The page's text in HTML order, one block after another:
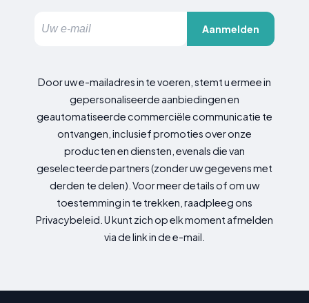
Aanmelden
Door uw e-mailadres in te voeren, stemt u ermee in
gepersonaliseerde aanbiedingen en
geautomatiseerde commerciële communicatie te
ontvangen, inclusief promoties over onze
producten en diensten, evenals die van
geselecteerde partners (zonder uw gegevens met
derden te delen). Voor meer details of om uw
toestemming in te trekken, raadpleeg ons
Privacybeleid. U kunt zich op elk moment afmelden
via de link in de e-mail.